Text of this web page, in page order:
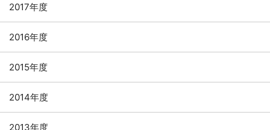
2017年度
2016年度
2015年度
2014年度
2013年度